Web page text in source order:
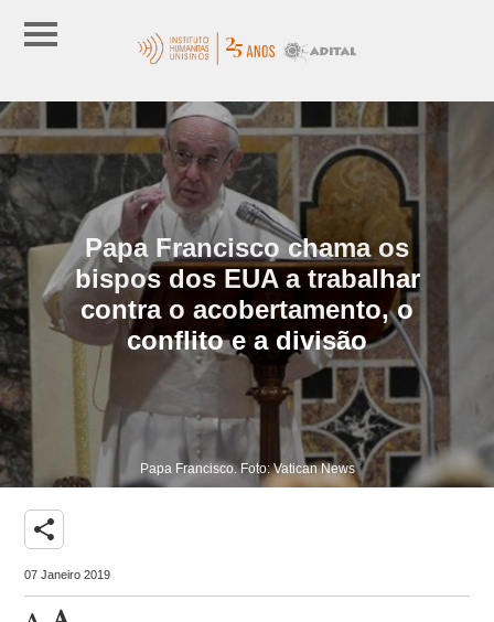
Papa Francisco chama os
bispos dos EUA a trabalhar
contra o acobertamento, o
conflito e a divisão
Papa Francisco. Foto: Vatican News
share
07 Janeiro 2019